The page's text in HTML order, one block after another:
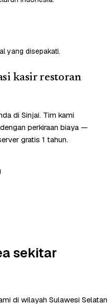
yang disepakati.
kasir restoran
di Sinjai. Tim kami
perkiraan biaya —
gratis 1 tahun.
sekitar
di wilayah Sulawesi Selatan